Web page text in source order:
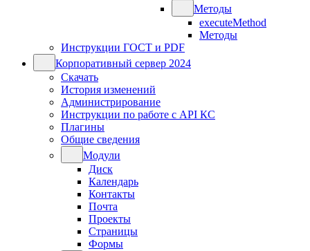
Методы
executeMethod
Методы
Инструкции ГОСТ и PDF
Корпоративный сервер 2024
Скачать
История изменений
Администрирование
Инструкции по работе с API КС
Плагины
Общие сведения
Модули
Диск
Календарь
Контакты
Почта
Проекты
Страницы
Формы